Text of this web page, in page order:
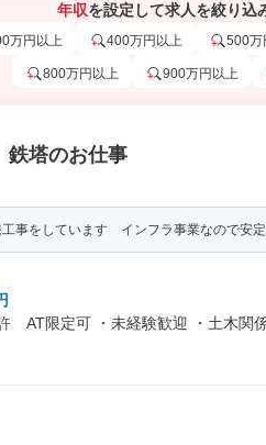
年収を設定して求人を絞り込
万円以上 400万円以上 500万
800万円以上 900万円以上
塔のお仕事
工事をしています インフラ事業なので
AT限定可 ・未経験歓迎 ・土木関係